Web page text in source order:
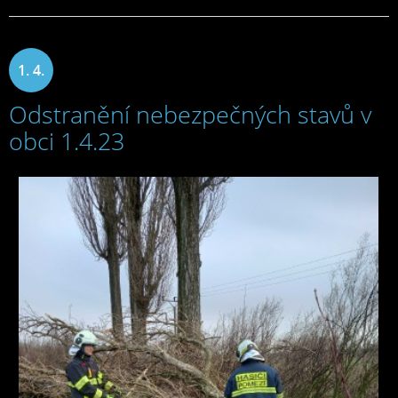
1. 4.
2023
Odstranění nebezpečných stavů v
obci 1.4.23